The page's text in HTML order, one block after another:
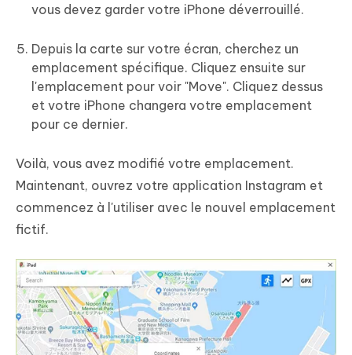
vous devez garder votre iPhone déverrouillé.
Depuis la carte sur votre écran, cherchez un
emplacement spécifique. Cliquez ensuite sur
l'emplacement pour voir "Move". Cliquez dessus
et votre iPhone changera votre emplacement
pour ce dernier.
Voilà, vous avez modifié votre emplacement.
Maintenant, ouvrez votre application Instagram et
commencez à l'utiliser avec le nouvel emplacement
fictif.